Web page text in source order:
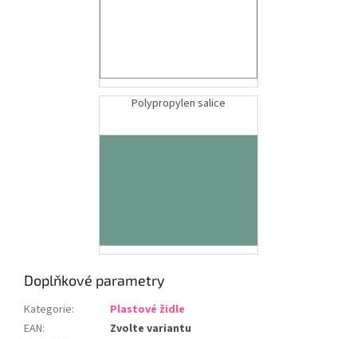
Polypropylen salice
Doplňkové parametry
Kategorie:
Plastové židle
EAN:
Zvolte variantu